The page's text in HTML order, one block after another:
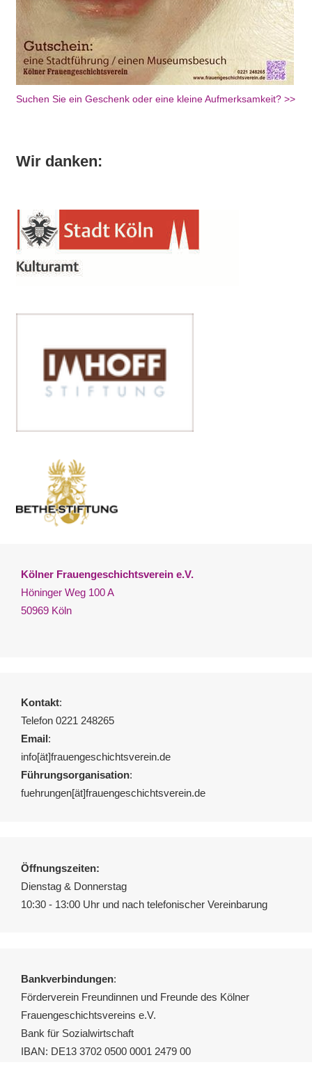
Suchen Sie ein Geschenk oder eine kleine Aufmerksamkeit? >>
Wir danken:
Kölner Frauengeschichtsverein e.V.
Höninger Weg 100 A
50969 Köln
Kontakt:
Telefon 0221 248265
Email:
info[ät]frauengeschichtsverein.de
Führungsorganisation:
fuehrungen[ät]frauengeschichtsverein.de
Öffnungszeiten:
Dienstag & Donnerstag
10:30 - 13:00 Uhr und nach telefonischer Vereinbarung
Bankverbindungen:
Förderverein Freundinnen und Freunde des Kölner
Frauengeschichtsvereins e.V.
Bank für Sozialwirtschaft
IBAN: DE13 3702 0500 0001 2479 00